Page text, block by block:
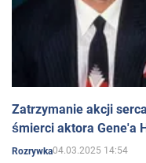
Zatrzymanie akcji
śmierci aktora Gene'a
Rozrywka04.03.2025 14:54